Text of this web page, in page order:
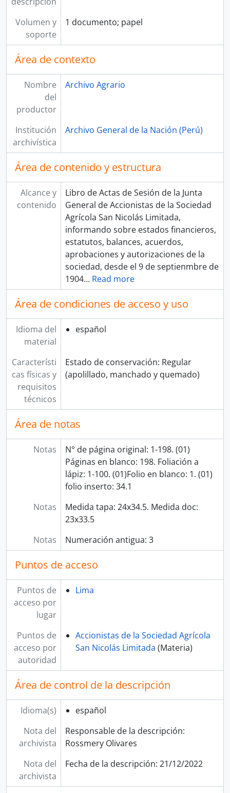
Volumen y
soporte
1 documento; papel
Área de contexto
Nombre
del
productor
Archivo Agrario
Institución
archivística
Archivo General de la Nación (Perú)
Área de contenido y estructura
Alcance y
contenido
Libro de Actas de Sesión de la Junta
General de Accionistas de la Sociedad
Agrícola San Nicolás Limitada,
informando sobre estados financieros,
estatutos, balances, acuerdos,
aprobaciones y autorizaciones de la
sociedad, desde el 9 de septienmbre de
1904… Read more
Área de condiciones de acceso y uso
Idioma del
material
español
Característi
cas físicas y
requisitos
técnicos
Estado de conservación: Regular
(apolillado, manchado y quemado)
Área de notas
Notas
N° de página original: 1-198. (01)
Páginas en blanco: 198. Foliación a
lápiz: 1-100. (01)Folio en blanco: 1. (01)
folio inserto: 34.1
Notas
Medida tapa: 24x34.5. Medida doc:
23x33.5
Notas
Numeración antigua: 3
Puntos de acceso
Puntos de
acceso por
lugar
Lima
Puntos de
acceso por
autoridad
Accionistas de la Sociedad Agrícola
San Nicolás Limitada (Materia)
Área de control de la descripción
Idioma(s)
español
Nota del
archivista
Responsable de la descripción:
Rossmery Olivares
Nota del
archivista
Fecha de la descripción: 21/12/2022